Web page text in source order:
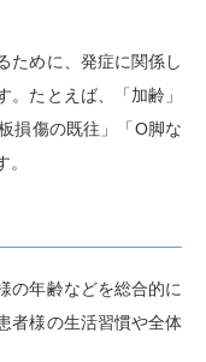
ために、発症に関係し
たとえば、「加齢」
損傷の既往」「O脚な
の年齢などを総合的に
者様の生活習慣や全体